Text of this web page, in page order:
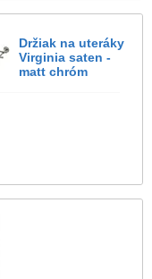
Držiak na uteráky
Virginia saten -
matt chróm